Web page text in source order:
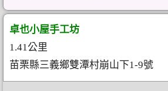
卓也小屋手工坊
1.41公里
苗栗縣三義鄉雙潭村崩山下1-9號